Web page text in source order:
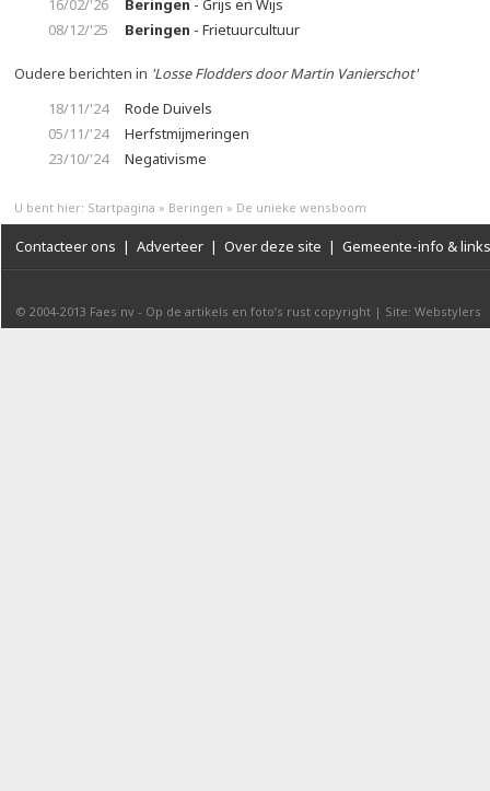
16/02/'26
Beringen - Grijs en Wijs
08/12/'25
Beringen - Frietuurcultuur
Oudere berichten in 'Losse Flodders door Martin Vanierschot'
18/11/'24
Rode Duivels
05/11/'24
Herfstmijmeringen
23/10/'24
Negativisme
U bent hier: Startpagina » Beringen » De unieke wensboom
Contacteer ons | Adverteer | Over deze site | Gemeente-info & links
© 2004-2013 Faes nv - Op de artikels en foto’s rust copyright | Site: Webstylers